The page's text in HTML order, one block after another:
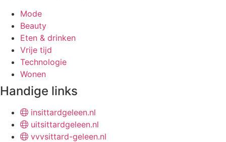
Mode
Beauty
Eten & drinken
Vrije tijd
Technologie
Wonen
Handige links
insittardgeleen.nl
uitsittardgeleen.nl
vvvsittard-geleen.nl